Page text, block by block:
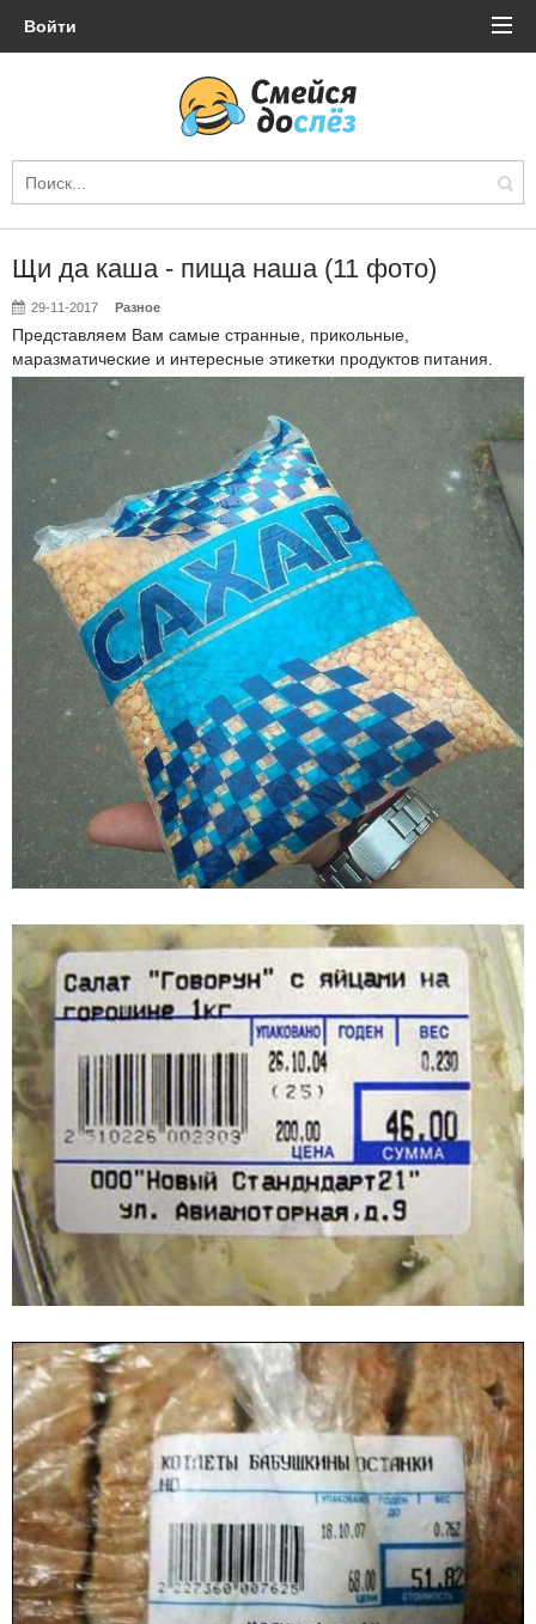
Войти
Щи да каша - пища наша (11 фото)
29-11-2017 Разное
Представляем Вам самые странные, прикольные,
маразматические и интересные этикетки продуктов питания.